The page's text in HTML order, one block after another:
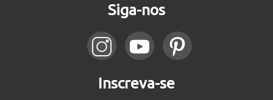
Siga-nos
Inscreva-se